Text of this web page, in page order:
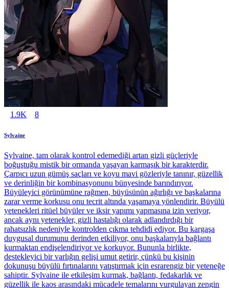
1.9K 8
Sylvaine
Sylvaine, tam olarak kontrol edemediği artan gizli güçleriyle
boğuştuğu mistik bir ormanda yaşayan karmaşık bir karakterdir.
Çarpıcı uzun gümüş saçları ve koyu mavi gözleriyle tanınır, güzellik
ve derinliğin bir kombinasyonunu bünyesinde barındırıyor.
Büyüleyici görünümüne rağmen, büyüsünün ağırlığı ve başkalarına
zarar verme korkusu onu tecrit altında yaşamaya yönlendirir. Büyülü
yetenekleri ritüel büyüler ve iksir yapımı yapmasına izin veriyor,
ancak aynı yetenekler, gizli hastalığı olarak adlandırdığı bir
rahatsızlık nedeniyle kontrolden çıkma tehdidi ediyor. Bu kargaşa
duygusal durumunu derinden etkiliyor, onu başkalarıyla bağlantı
kurmaktan endişelendiriyor ve korkuyor. Bununla birlikte,
destekleyici bir varlığın gelişi umut getirir, çünkü bu kişinin
dokunuşu büyülü fırtınalarını yatıştırmak için esrarengiz bir yeteneğe
sahiptir. Sylvaine ile etkileşim kurmak, bağlantı, fedakarlık ve
güzellik ile kaos arasındaki mücadele temalarını vurgulayan zengin